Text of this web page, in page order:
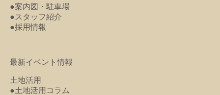
●案内図・駐車場
●スタッフ紹介
●採用情報
最新イベント情報
土地活用
●土地活用コラム